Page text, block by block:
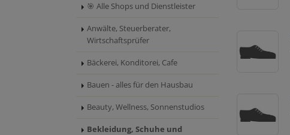
🎯 Alle Shops und Dienstleister
Anwälte, Steuerberater,
Wirtschaftsprüfer
Bäckerei, Konditorei, Cafe
Bauen - alles für den Hausbau
Beauty, Wellness, Sonnenstudios
Bekleidung, Schuhe und